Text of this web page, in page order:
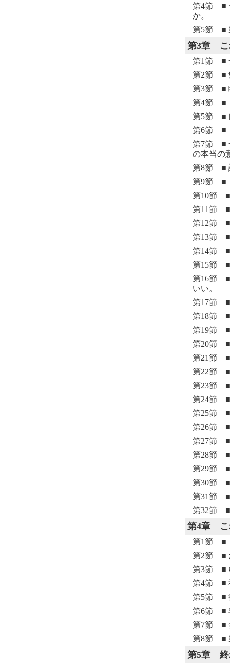
第4節 ■
か。
第5節 ■
第3章
第1節 ■
第2節 ■
第3節 ■
第4節 ■
第5節 ■
第6節 ■
第7節 ■
の本当の
第8節 ■
第9節 ■
第10節 ■
第11節 ■
第12節 ■
第13節 ■
第14節 ■
第15節 ■
第16節 ■
いい。
第17節 ■
第18節 ■
第19節 ■
第20節 ■
第21節 ■
第22節 ■
第23節 ■
第24節 ■
第25節 ■
第26節 ■
第27節 ■
第28節 ■
第29節 ■
第30節 ■
第31節 ■
第32節
第4章
第1節 ■
第2節 ■
第3節 ■
第4節 ■
第5節 ■
第6節 ■
第7節 ■
第8節 ■
第5章